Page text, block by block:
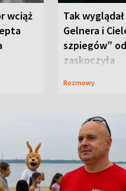
wciąż
Tak
Gelnera i
szpiegów”
zaskoczyła
Rozmowy